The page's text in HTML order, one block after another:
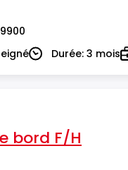
DuréeDurée: 3 mois
bord F/H